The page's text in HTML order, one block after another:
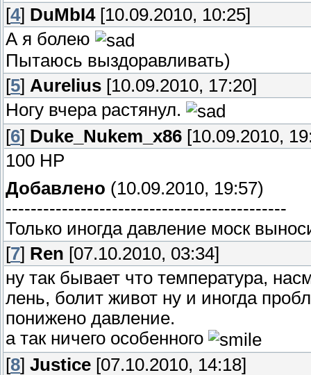
[4] DuMbI4[10.09.2010, 10:25]
А я болею
Пытаюсь выздоравливать)
[5] Aurelius [10.09.2010, 17:20]
Ногу вчера растянул.
[6] Duke_Nukem_x86 [10.09.2010,
100 HP
Добавлено (10.09.2010, 19:57)
---------------------------------------------
Только иногда давление моск
[7] Ren [07.10.2010, 03:34]
ну так бывает что температура,
лень, болит живот ну и иногда
понижено давление.
а так ничего особенного
[8] Justice [07.10.2010, 14:18]